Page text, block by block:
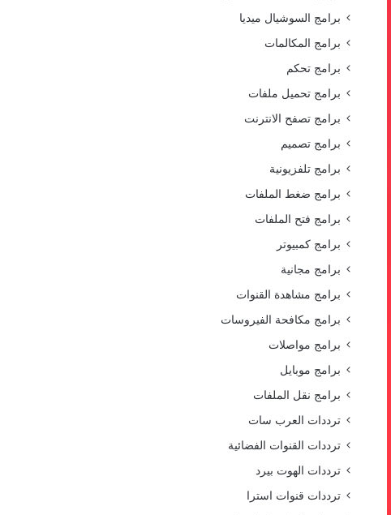
برامج السوشيال ميديا
برامج المكالمات
برامج تحكم
برامج تحميل ملفات
برامج تصفح الانترنت
برامج تصميم
برامج تلفزيونية
برامج ضغط الملفات
برامج فتح الملفات
برامج كمبيوتر
برامج مجانية
برامج مشاهدة القنوات
برامج مكافحة الفيروسات
برامج مواصلات
برامج موبايل
برامج نقل الملفات
ترددات العرب سات
ترددات القنوات الفضائية
ترددات الهوت بيرد
ترددات قنوات استرا